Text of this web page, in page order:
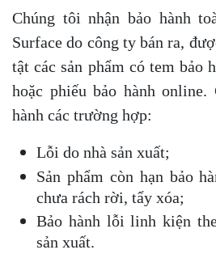
Chúng tôi nhận bảo hành
Surface do công ty bán ra,
tật các sản phẩm có tem bảo
hoặc phiếu bảo hành online.
hành các trường hợp:
Lỗi do nhà sản xuất;
Sản phẩm còn hạn bảo
chưa rách rời, tẩy xóa;
Bảo hành lỗi linh kiện
sản xuất.